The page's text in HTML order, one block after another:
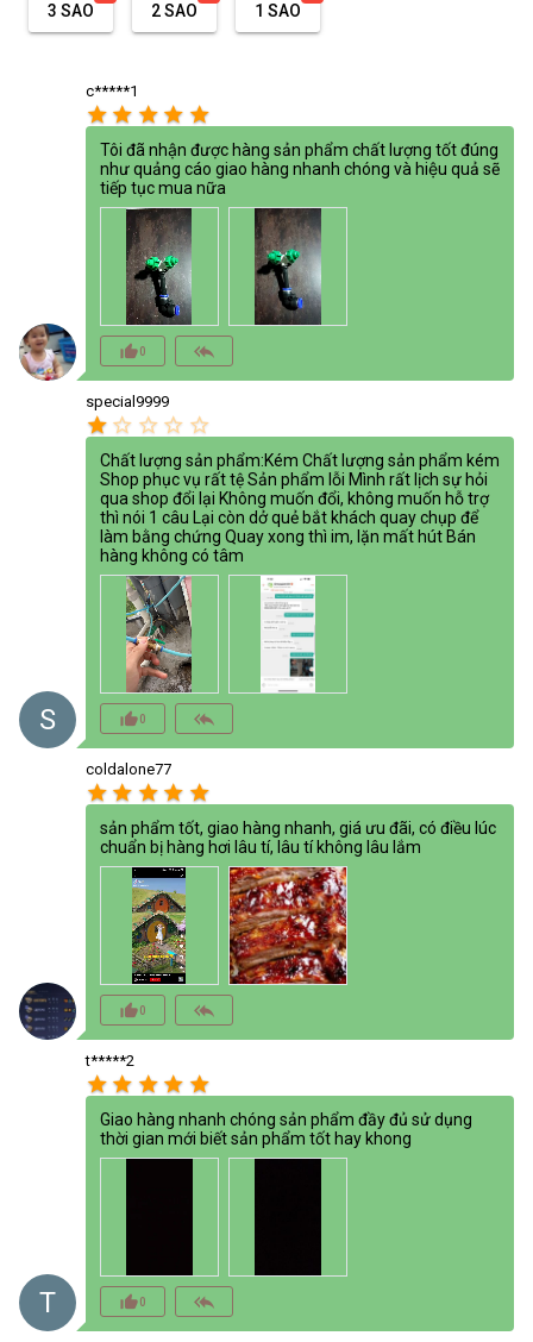
3 SAO 2 SAO 1 SAO
c*****1
star star star star star
Tôi đã nhận được hàng sản phẩm chất lượng tốt đúng
như quảng cáo giao hàng nhanh chóng và hiệu quả sẽ
tiếp tục mua nữa
thumb_up_alt0 reply_all
S
special9999
star star_border star_border star_border star_border
Chất lượng sản phẩm:Kém Chất lượng sản phẩm kém
Shop phục vụ rất tệ Sản phẩm lỗi Mình rất lịch sự hỏi
qua shop đổi lại Không muốn đổi, không muốn hỗ trợ
thì nói 1 câu Lại còn dở quẻ bắt khách quay chụp để
làm bằng chứng Quay xong thì im, lặn mất hút Bán
hàng không có tâm
thumb_up_alt0 reply_all
coldalone77
star star star star star
sản phẩm tốt, giao hàng nhanh, giá ưu đãi, có điều lúc
chuẩn bị hàng hơi lâu tí, lâu tí không lâu lắm
thumb_up_alt0 reply_all
T
t*****2
star star star star star
Giao hàng nhanh chóng sản phẩm đầy đủ sử dụng
thời gian mới biết sản phẩm tốt hay khong
thumb_up_alt0 reply_all